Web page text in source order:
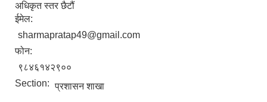
अधिकृत स्तर छैटौं
ईमेल:
sharmapratap49@gmail.com
फोन:
९८४६१४२९००
Section: प्रशासन शाखा